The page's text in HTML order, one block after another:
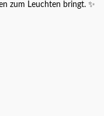
zum Leuchten bringt. ✨